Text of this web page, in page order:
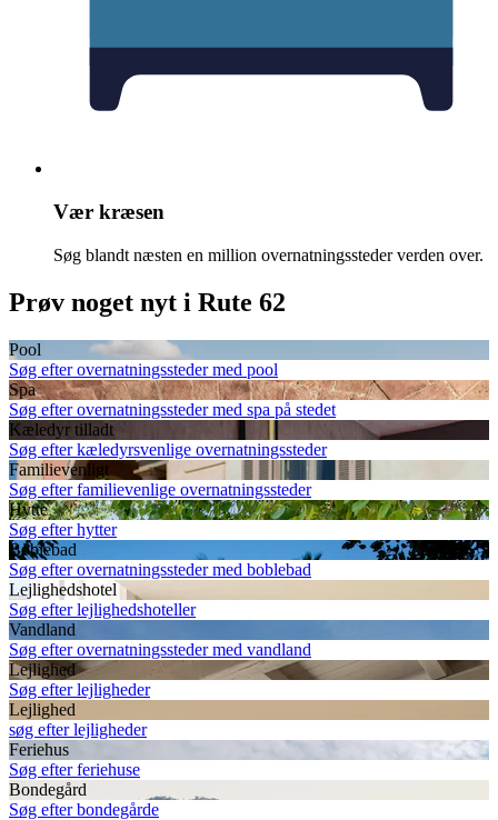
Vær kræsen
Søg blandt næsten en million overnatningssteder verden over.
Prøv noget nyt i Rute 62
Pool
Søg efter overnatningssteder med pool
Spa
Søg efter overnatningssteder med spa på stedet
Kæledyr tilladt
Søg efter kæledyrsvenlige overnatningssteder
Familievenligt
Søg efter familievenlige overnatningssteder
Hytte
Søg efter hytter
Boblebad
Søg efter overnatningssteder med boblebad
Lejlighedshotel
Søg efter lejlighedshoteller
Vandland
Søg efter overnatningssteder med vandland
Lejlighed
Søg efter lejligheder
Lejlighed
søg efter lejligheder
Feriehus
Søg efter feriehuse
Bondegård
Søg efter bondegårde